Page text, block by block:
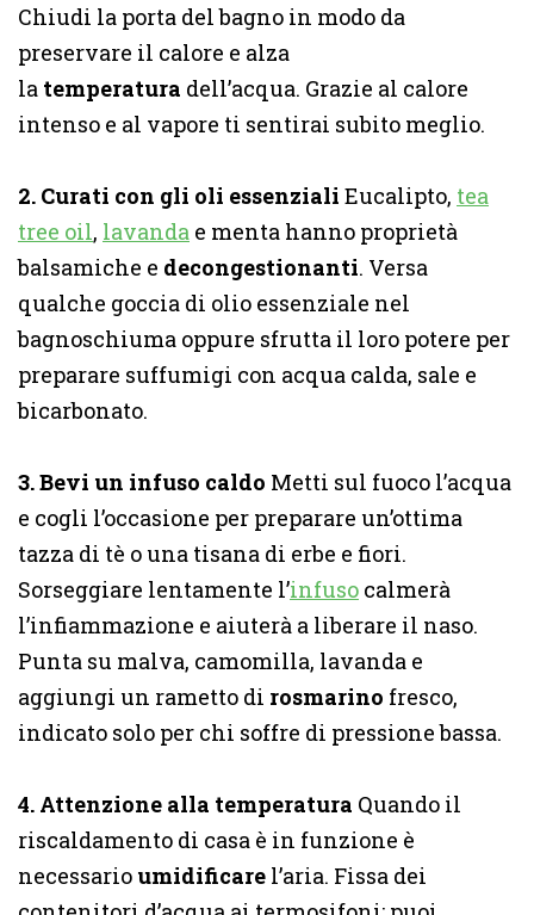
Chiudi la porta del bagno in modo da
preservare il calore e alza
la temperatura dell’acqua. Grazie al calore
intenso e al vapore ti sentirai subito meglio.
2. Curati con gli oli essenziali Eucalipto, tea
tree oil, lavanda e menta hanno proprietà
balsamiche e decongestionanti. Versa
qualche goccia di olio essenziale nel
bagnoschiuma oppure sfrutta il loro potere per
preparare suffumigi con acqua calda, sale e
bicarbonato.
3. Bevi un infuso caldo Metti sul fuoco l’acqua
e cogli l’occasione per preparare un’ottima
tazza di tè o una tisana di erbe e fiori.
Sorseggiare lentamente l’infuso calmerà
l’infiammazione e aiuterà a liberare il naso.
Punta su malva, camomilla, lavanda e
aggiungi un rametto di rosmarino fresco,
indicato solo per chi soffre di pressione bassa.
4. Attenzione alla temperatura Quando il
riscaldamento di casa è in funzione è
necessario umidificare l’aria. Fissa dei